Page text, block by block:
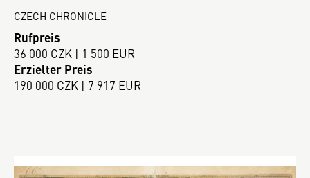
CZECH CHRONICLE
Rufpreis
36 000 CZK | 1 500 EUR
Erzielter Preis
190 000 CZK | 7 917 EUR